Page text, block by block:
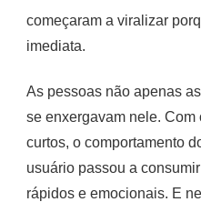
começaram a viralizar
imediata.
As pessoas não apenas
se enxergavam nele.
curtos, o comportamento
usuário passou a
rápidos e emocionais. E